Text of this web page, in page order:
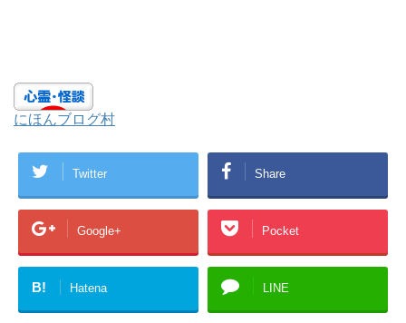
にほんブログ村
Twitter Share
Google+ Pocket
B! Hatena LINE